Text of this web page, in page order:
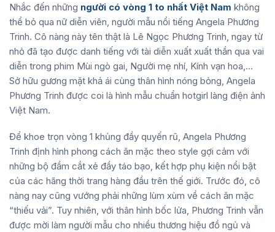
Nhắc đến những người có vòng 1 to nhất Việt Nam không
thể bỏ qua nữ diễn viên, người mẫu nổi tiếng Angela Phương
Trinh. Cô nàng này tên thật là Lê Ngọc Phương Trinh, ngay từ
nhỏ đã tạo được danh tiếng với tài diễn xuất xuất thần qua vai
diễn trong phim Mùi ngò gai, Người mẹ nhí, Kính vạn hoa,…
Sở hữu gương mặt khả ái cùng thân hình nóng bỏng, Angela
Phương Trinh được coi là hình mẫu chuẩn hotgirl làng điện ảnh
Việt Nam.
Để khoe trọn vòng 1 khủng đầy quyến rũ, Angela Phương
Trinh định hình phong cách ăn mặc theo style gợi cảm với
những bộ đầm cắt xẻ đầy táo bạo, kết hợp phụ kiện nổi bật
của các hãng thời trang hàng đầu trên thế giới. Trước đó, cô
nàng nay cũng vướng phải những lùm xùm về cách ăn mặc
“thiếu vải”. Tuy nhiên, với thân hình bốc lửa, Phương Trinh vẫn
được mời làm người mẫu cho nhiều thương hiệu đồ ngủ và